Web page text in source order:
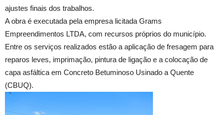
ajustes finais dos trabalhos.
A obra é executada pela empresa licitada Grams
Empreendimentos LTDA, com recursos próprios do município.
Entre os serviços realizados estão a aplicação de fresagem para
reparos leves, imprimação, pintura de ligação e a colocação de
capa asfáltica em Concreto Betuminoso Usinado a Quente
(CBUQ).